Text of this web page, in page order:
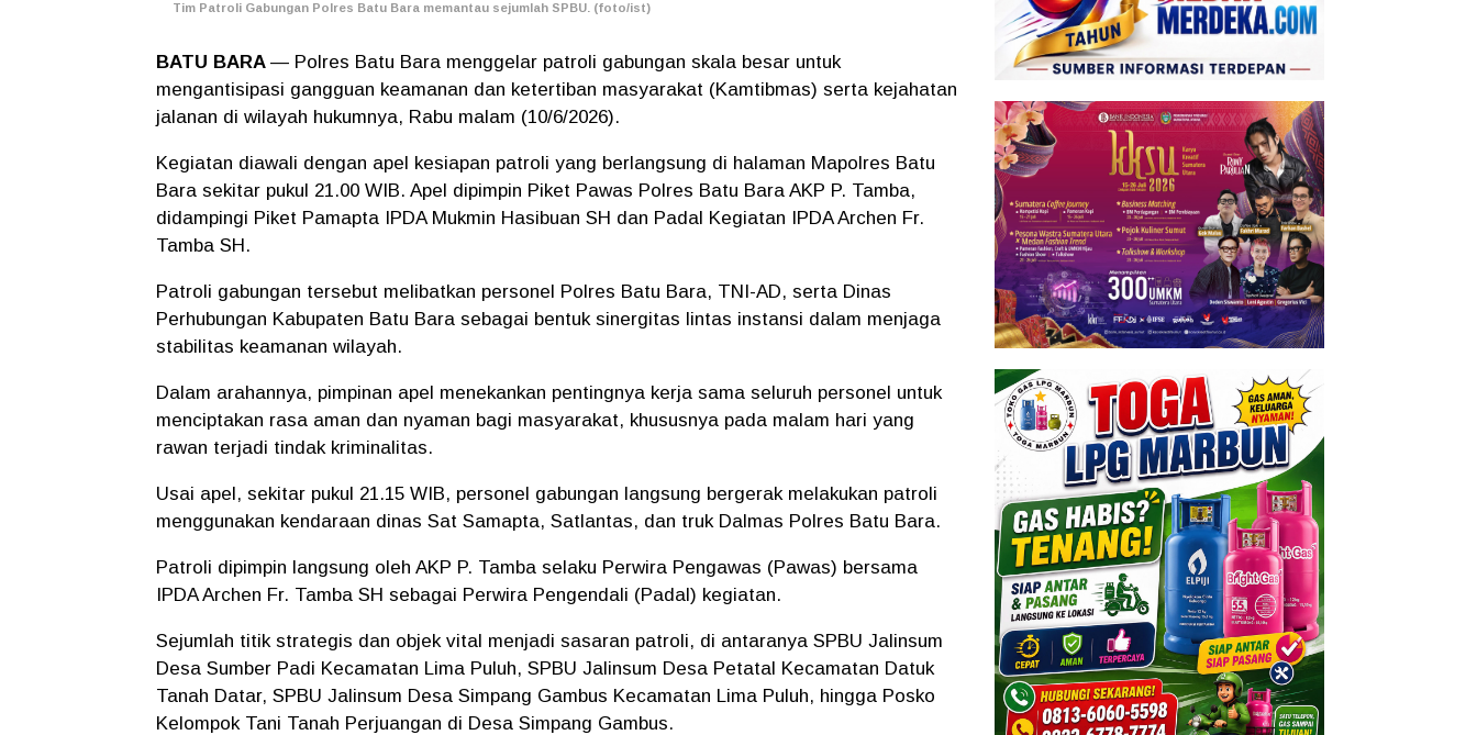
Tim Patroli Gabungan Polres Batu Bara memantau sejumlah SPBU. (foto/ist)
BATU BARA — Polres Batu Bara menggelar patroli gabungan skala besar untuk
mengantisipasi gangguan keamanan dan ketertiban masyarakat (Kamtibmas) serta kejahatan
jalanan di wilayah hukumnya, Rabu malam (10/6/2026).
Kegiatan diawali dengan apel kesiapan patroli yang berlangsung di halaman Mapolres Batu
Bara sekitar pukul 21.00 WIB. Apel dipimpin Piket Pawas Polres Batu Bara AKP P. Tamba,
didampingi Piket Pamapta IPDA Mukmin Hasibuan SH dan Padal Kegiatan IPDA Archen Fr.
Tamba SH.
Patroli gabungan tersebut melibatkan personel Polres Batu Bara, TNI-AD, serta Dinas
Perhubungan Kabupaten Batu Bara sebagai bentuk sinergitas lintas instansi dalam menjaga
stabilitas keamanan wilayah.
Dalam arahannya, pimpinan apel menekankan pentingnya kerja sama seluruh personel untuk
menciptakan rasa aman dan nyaman bagi masyarakat, khususnya pada malam hari yang
rawan terjadi tindak kriminalitas.
Usai apel, sekitar pukul 21.15 WIB, personel gabungan langsung bergerak melakukan patroli
menggunakan kendaraan dinas Sat Samapta, Satlantas, dan truk Dalmas Polres Batu Bara.
Patroli dipimpin langsung oleh AKP P. Tamba selaku Perwira Pengawas (Pawas) bersama
IPDA Archen Fr. Tamba SH sebagai Perwira Pengendali (Padal) kegiatan.
Sejumlah titik strategis dan objek vital menjadi sasaran patroli, di antaranya SPBU Jalinsum
Desa Sumber Padi Kecamatan Lima Puluh, SPBU Jalinsum Desa Petatal Kecamatan Datuk
Tanah Datar, SPBU Jalinsum Desa Simpang Gambus Kecamatan Lima Puluh, hingga Posko
Kelompok Tani Tanah Perjuangan di Desa Simpang Gambus.